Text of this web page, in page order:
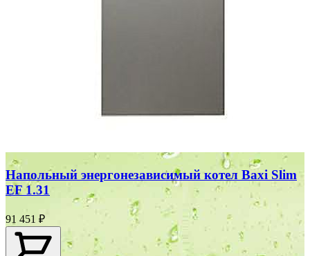
Напольный энергонезависимый котел Baxi Slim
EF 1.31
91 451 ₽